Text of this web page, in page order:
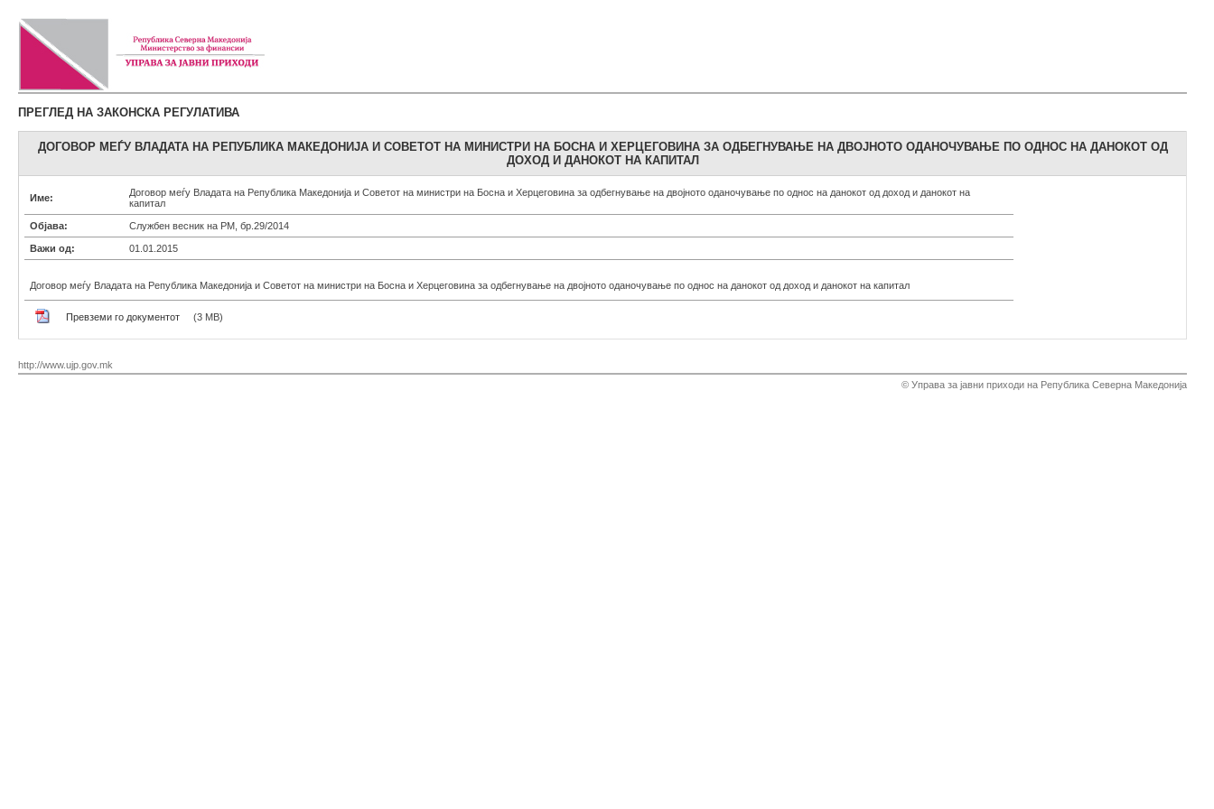
ПРЕГЛЕД НА ЗАКОНСКА РЕГУЛАТИВА
ДОГОВОР МЕЃУ ВЛАДАТА НА РЕПУБЛИКА МАКЕДОНИЈА И СОВЕТОТ НА МИНИСТРИ НА БОСНА И ХЕРЦЕГОВИНА ЗА ОДБЕГНУВАЊЕ НА ДВОЈНОТО ОДАНОЧУВАЊЕ ПО ОДНОС НА ДАНОКОТ ОД
ДОХОД И ДАНОКОТ НА КАПИТАЛ
Име:
Договор меѓу Владата на Република Македонија и Советот на министри на Босна и Херцеговина за одбегнување на двојното оданочување по однос на данокот од доход и данокот на
капитал
Објава: Службен весник на РМ, бр.29/2014
Важи од: 01.01.2015
Договор меѓу Владата на Република Македонија и Советот на министри на Босна и Херцеговина за одбегнување на двојното оданочување по однос на данокот од доход и данокот на капитал
Превземи го документот (3 MB)
http://www.ujp.gov.mk
© Управа за јавни приходи на Република Северна Македонија